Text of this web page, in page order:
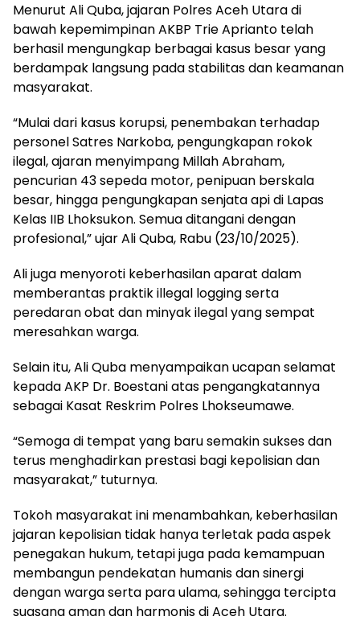
Menurut Ali Quba, jajaran Polres Aceh Utara di
bawah kepemimpinan AKBP Trie Aprianto telah
berhasil mengungkap berbagai kasus besar yang
berdampak langsung pada stabilitas dan keamanan
masyarakat.
“Mulai dari kasus korupsi, penembakan terhadap
personel Satres Narkoba, pengungkapan rokok
ilegal, ajaran menyimpang Millah Abraham,
pencurian 43 sepeda motor, penipuan berskala
besar, hingga pengungkapan senjata api di Lapas
Kelas IIB Lhoksukon. Semua ditangani dengan
profesional,” ujar Ali Quba, Rabu (23/10/2025).
Ali juga menyoroti keberhasilan aparat dalam
memberantas praktik illegal logging serta
peredaran obat dan minyak ilegal yang sempat
meresahkan warga.
Selain itu, Ali Quba menyampaikan ucapan selamat
kepada AKP Dr. Boestani atas pengangkatannya
sebagai Kasat Reskrim Polres Lhokseumawe.
“Semoga di tempat yang baru semakin sukses dan
terus menghadirkan prestasi bagi kepolisian dan
masyarakat,” tuturnya.
Tokoh masyarakat ini menambahkan, keberhasilan
jajaran kepolisian tidak hanya terletak pada aspek
penegakan hukum, tetapi juga pada kemampuan
membangun pendekatan humanis dan sinergi
dengan warga serta para ulama, sehingga tercipta
suasana aman dan harmonis di Aceh Utara.